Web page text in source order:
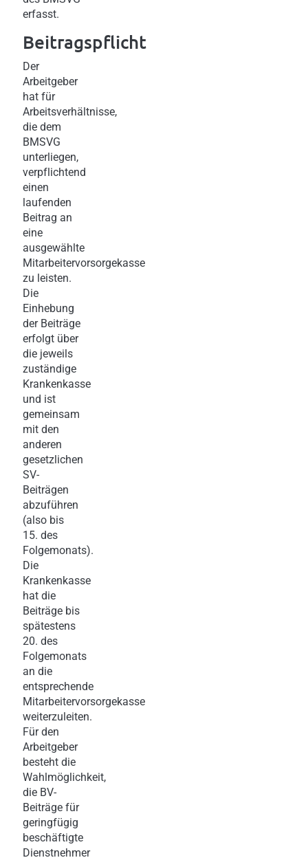
erfasst.
Beitragspflicht
Der
Arbeitgeber
hat für
Arbeitsverhältnisse,
die dem
BMSVG
unterliegen,
verpflichtend
einen
laufenden
Beitrag an
eine
ausgewählte
Mitarbeitervorsorgekasse
zu leisten.
Die
Einhebung
der Beiträge
erfolgt über
die jeweils
zuständige
Krankenkasse
und ist
gemeinsam
mit den
anderen
gesetzlichen
SV-
Beiträgen
abzuführen
(also bis
15. des
Folgemonats).
Die
Krankenkasse
hat die
Beiträge bis
spätestens
20. des
Folgemonats
an die
entsprechende
Mitarbeitervorsorgekasse
weiterzuleiten.
Für den
Arbeitgeber
besteht die
Wahlmöglichkeit,
die BV-
Beiträge für
geringfügig
beschäftigte
Dienstnehmer